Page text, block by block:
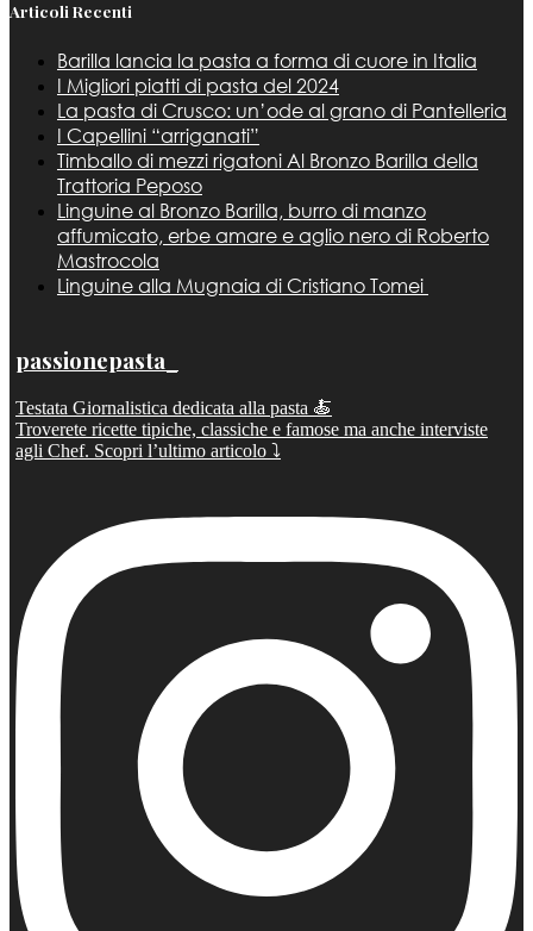
Articoli Recenti
Barilla lancia la pasta a forma di cuore in Italia
I Migliori piatti di pasta del 2024
La pasta di Crusco: un’ode al grano di Pantelleria
I Capellini “arriganati”
Timballo di mezzi rigatoni Al Bronzo Barilla della
Trattoria Peposo
Linguine al Bronzo Barilla, burro di manzo
affumicato, erbe amare e aglio nero di Roberto
Mastrocola
Linguine alla Mugnaia di Cristiano Tomei
passionepasta_
Testata Giornalistica dedicata alla pasta 🍝
Troverete ricette tipiche, classiche e famose ma anche interviste
agli Chef. Scopri l’ultimo articolo ⤵️